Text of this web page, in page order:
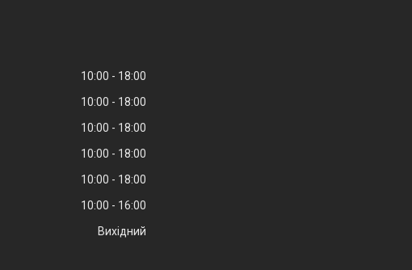
10:00
18:00
10:00
18:00
10:00
18:00
10:00
18:00
10:00
18:00
10:00
16:00
Вихідний